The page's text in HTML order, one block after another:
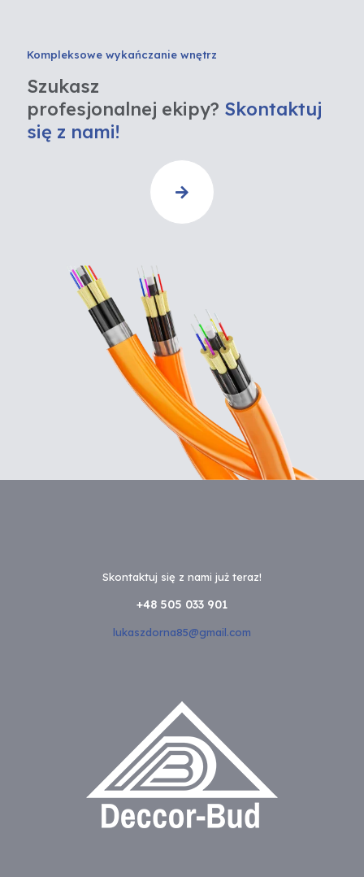
Kompleksowe wykańczanie wnętrz
Szukasz
profesjonalnej ekipy? Skontaktuj
się z nami!
Skontaktuj się z nami już teraz!
+48 505 033 901
lukaszdorna85@gmail.com